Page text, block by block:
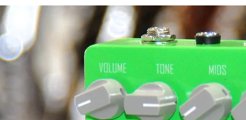
intermédiaires particulièrement crédibles, pleines de nuances et de claquant.
Dès que l’on sollicite le humbucker chevalet, la guitare bascule sans effort vers
des registres rock et fusion, avec un niveau de sortie équilibré et une définition
très propre. Ce n’est pas une guitare “qui fait semblant de tout faire” : chaque
position est exploitable en contexte pro, en studio comme sur scène.
Le vibrato T106 et les mécaniques à blocage complètent un ensemble
particulièrement cohérent. L’accordage reste stable, même avec une utilisation
expressive du tremolo, et l’instrument inspire confiance. On sent qu’Ibanez a
appliqué à ce modèle la philosophie de ses séries Prestige, mais en la rendant
accessible. Les ajustements sont soignés, la guitare résonne bien à vide, et